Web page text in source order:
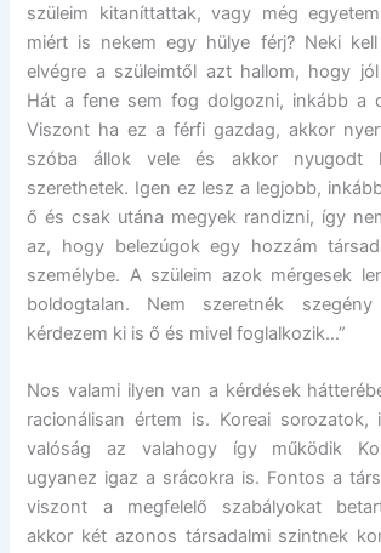
szüleim kitaníttattak, vagy még
miért is nekem egy hülye férj? Neki kell
elvégre a szüleimtől azt hallom, hogy
Hát a fene sem fog dolgozni, inkább a
Viszont ha ez a férfi gazdag, akkor
szóba állok vele és akkor nyugodt
szerethetek. Igen ez lesz a legjobb,
ő és csak utána megyek randizni, így
az, hogy belezúgok egy hozzám
személybe. A szüleim azok mérgesek
boldogtalan. Nem szeretnék
kérdezem ki is ő és mivel foglalkozik…”
Nos valami ilyen van a kérdések
racionálisan értem is. Koreai
valóság az valahogy így működik
ugyanez igaz a srácokra is. Fontos a
viszont a megfelelő szabályokat
akkor két azonos társadalmi szintnek